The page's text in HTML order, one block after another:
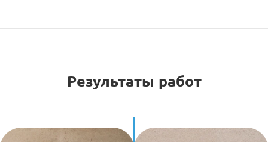
Результаты работ